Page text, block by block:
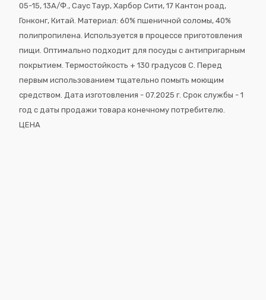
05-15, 13A/Ф., Саус Таур, Харбор Сити, 17 Кантон роад,
Гонконг, Китай. Материал: 60% пшеничной соломы, 40%
полипропилена. Используется в процессе приготовления
пищи. Оптимально подходит для посуды с антипригарным
покрытием. Термостойкость + 130 градусов С. Перед
первым использованием тщательно помыть моющим
средством. Дата изготовления - 07.2025 г. Срок службы - 1
год с даты продажи товара конечному потребителю.
ЦЕНА